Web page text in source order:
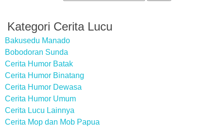
Kategori Cerita Lucu
Bakusedu Manado
Bobodoran Sunda
Cerita Humor Batak
Cerita Humor Binatang
Cerita Humor Dewasa
Cerita Humor Umum
Cerita Lucu Lainnya
Cerita Mop dan Mob Papua